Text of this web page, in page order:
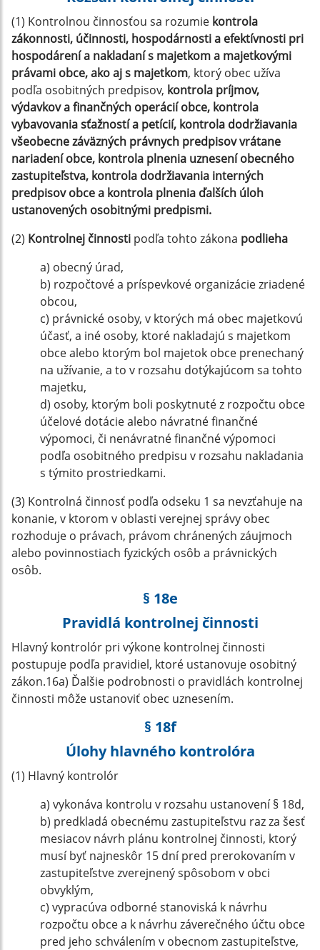
(1) Kontrolnou činnosťou sa rozumie kontrola
zákonnosti, účinnosti, hospodárnosti a efektívnosti pri
hospodárení a nakladaní s majetkom a majetkovými
právami obce, ako aj s majetkom, ktorý obec užíva
podľa osobitných predpisov, kontrola príjmov,
výdavkov a finančných operácií obce, kontrola
vybavovania sťažností a petícií, kontrola dodržiavania
všeobecne záväzných právnych predpisov vrátane
nariadení obce, kontrola plnenia uznesení obecného
zastupiteľstva, kontrola dodržiavania interných
predpisov obce a kontrola plnenia ďalších úloh
ustanovených osobitnými predpismi.
(2) Kontrolnej činnosti podľa tohto zákona podlieha
a) obecný úrad,
b) rozpočtové a príspevkové organizácie zriadené
obcou,
c) právnické osoby, v ktorých má obec majetkovú
účasť, a iné osoby, ktoré nakladajú s majetkom
obce alebo ktorým bol majetok obce prenechaný
na užívanie, a to v rozsahu dotýkajúcom sa tohto
majetku,
d) osoby, ktorým boli poskytnuté z rozpočtu obce
účelové dotácie alebo návratné finančné
výpomoci, či nenávratné finančné výpomoci
podľa osobitného predpisu v rozsahu nakladania
s týmito prostriedkami.
(3) Kontrolná činnosť podľa odseku 1 sa nevzťahuje na
konanie, v ktorom v oblasti verejnej správy obec
rozhoduje o právach, právom chránených záujmoch
alebo povinnostiach fyzických osôb a právnických
osôb.
§ 18e
Pravidlá kontrolnej činnosti
Hlavný kontrolór pri výkone kontrolnej činnosti
postupuje podľa pravidiel, ktoré ustanovuje osobitný
zákon.16a) Ďalšie podrobnosti o pravidlách kontrolnej
činnosti môže ustanoviť obec uznesením.
§ 18f
Úlohy hlavného kontrolóra
(1) Hlavný kontrolór
a) vykonáva kontrolu v rozsahu ustanovení § 18d,
b) predkladá obecnému zastupiteľstvu raz za šesť
mesiacov návrh plánu kontrolnej činnosti, ktorý
musí byť najneskôr 15 dní pred prerokovaním v
zastupiteľstve zverejnený spôsobom v obci
obvyklým,
c) vypracúva odborné stanoviská k návrhu
rozpočtu obce a k návrhu záverečného účtu obce
pred jeho schválením v obecnom zastupiteľstve,